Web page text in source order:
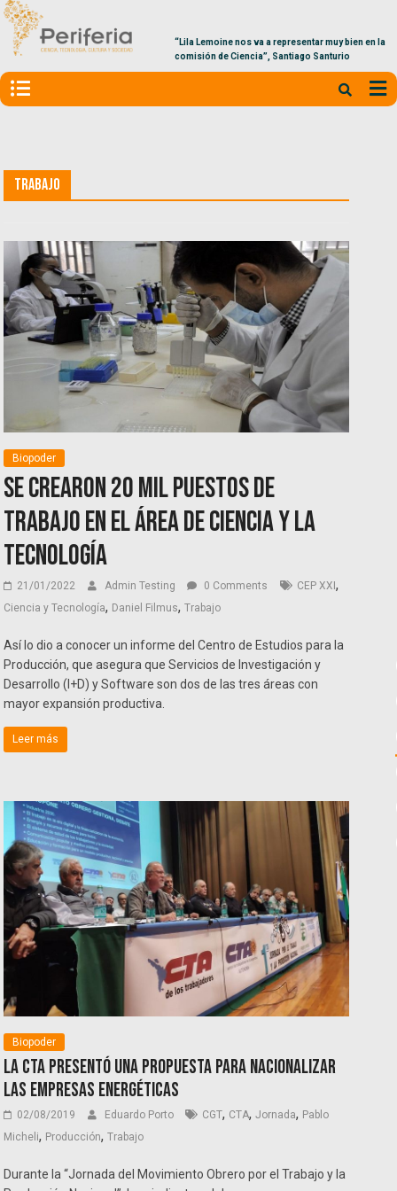
“Lila Lemoine nos va a representar muy bien en la
comisión de Ciencia”, Santiago Santurio
Trabajo
Biopoder
Se crearon 20 mil puestos de
trabajo en el área de ciencia y la
tecnología
21/01/2022 Admin Testing 0 Comments CEP XXI,
Ciencia y Tecnología, Daniel Filmus,Trabajo
Así lo dio a conocer un informe del Centro de Estudios para la
Producción, que asegura que Servicios de Investigación y
Desarrollo (I+D) y Software son dos de las tres áreas con
mayor expansión productiva.
Leer más
Biopoder
La CTA presentó una propuesta para nacionalizar
las empresas energéticas
02/08/2019 Eduardo Porto CGT, CTA,Jornada, Pablo
Micheli, Producción,Trabajo
Durante la “Jornada del Movimiento Obrero por el Trabajo y la